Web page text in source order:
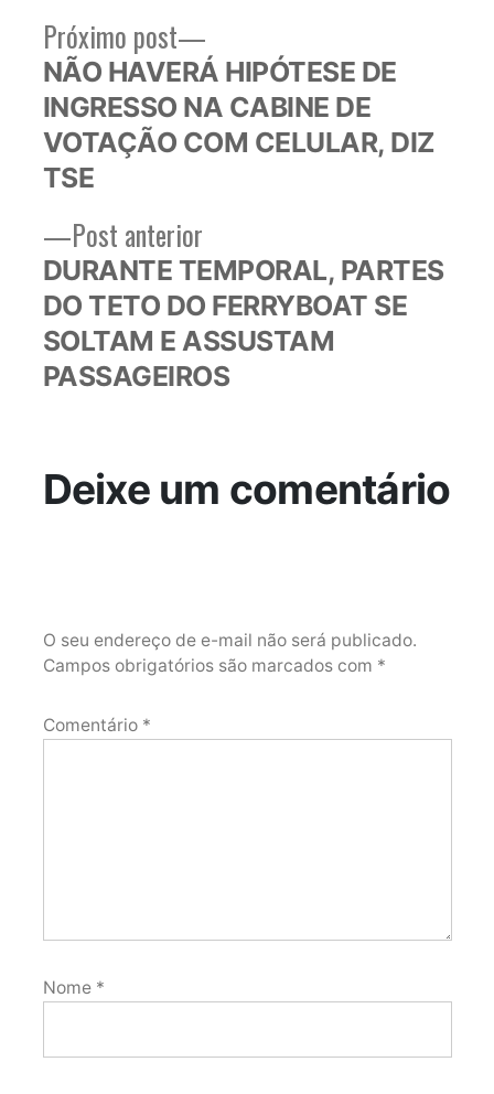
Navegação
de
Post
Post anteriorPost
anterior:
DURANTE TEMPORAL, PARTES
DO TETO DO FERRYBOAT SE
SOLTAM E ASSUSTAM
PASSAGEIROS
Próximo post
Próximo
post:
NÃO HAVERÁ HIPÓTESE DE
INGRESSO NA CABINE DE
VOTAÇÃO COM CELULAR, DIZ
TSE
Deixe um comentário
O seu endereço de e-mail não será publicado.
Campos obrigatórios são marcados com *
Comentário *
Nome *